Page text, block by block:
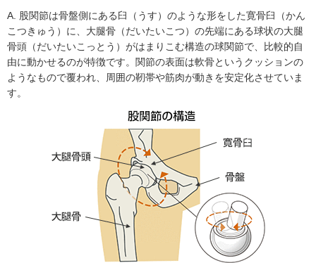
A. 股関節は骨盤側にある臼（うす）のような形をした寛骨臼（かん
こつきゅう）に、大腿骨（だいたいこつ）の先端にある球状の大腿
骨頭（だいたいこっとう）がはまりこむ構造の球関節で、比較的自
由に動かせるのが特徴です。関節の表面は軟骨というクッションの
ようなもので覆われ、周囲の靭帯や筋肉が動きを安定化させていま
す。